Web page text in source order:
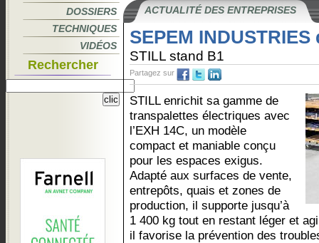
DOSSIERS
TECHNIQUES
VIDÉOS
Rechercher
ACTUALITÉ DES ENTREPRISES
SEPEM INDUSTRIES
STILL stand B1
Partagez sur
STILL enrichit sa gamme de
transpalettes électriques avec
l’EXH 14C, un modèle
compact et maniable conçu
pour les espaces exigus.
Adapté aux surfaces de vente,
entrepôts, quais et zones de
production, il supporte jusqu’à
1 400 kg tout en restant léger et
il favorise la prévention des